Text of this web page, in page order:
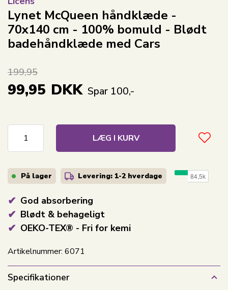
Lynet McQueen håndklæde -
70x140 cm - 100% bomuld - Blødt
badehåndklæde med Cars
God absorbering
Blødt & behageligt
OEKO-TEX® - Fri for kemi
199,95
99,95 DKK Spar 100,-
LÆG I KURV
På lager Levering: 1-2 hverdage
Artikelnummer: 6071
Specifikationer